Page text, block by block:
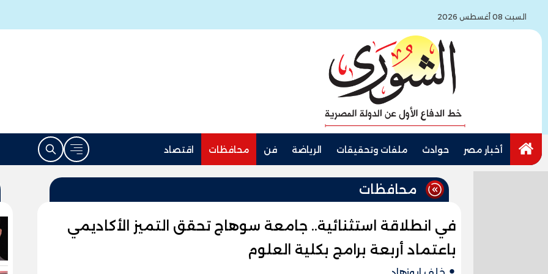
السبت 08 أغسطس 2026
أخبار مصر حوادث ملفات وتحقيقات الرياضة فن محافظات اقتصاد
محافظات
في انطلاقة استثنائية.. جامعة سوهاج تحقق التميز الأكاديمي
باعتماد أربعة برامج بكلية العلوم